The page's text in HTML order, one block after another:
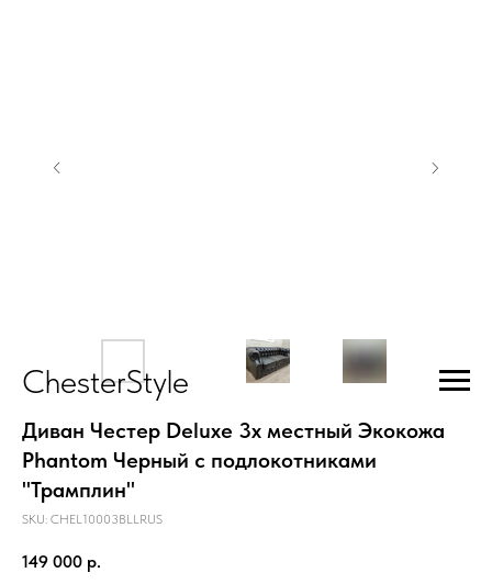
ChesterStyle
Диван Честер Deluxe 3х местный Экокожа
Phantom Черный с подлокотниками
"Трамплин"
SKU: CHEL10003BLLRUS
149 000 р.